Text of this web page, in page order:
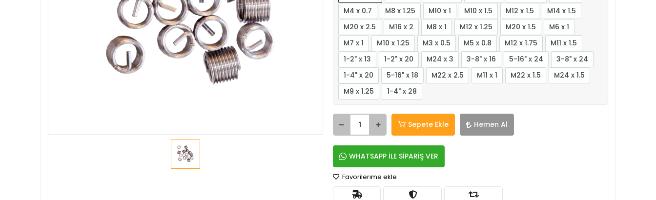
M4 x 0.7
M8 x 1.25 M10 x 1 M10 x 1.5 M12 x 1.5
M14 x 1.5
M20 x 2.5
M16 x 2 M8 x 1 M12 x 1.25 M20 x 1.5
M6 x 1
M7 x 1
M10 x 1.25 M3 x 0.5 M5 x 0.8 M12 x 1.75
M11 x 1.5
1-2" x 13
1-2" x 20 M24 x 3 3-8" x 16 5-16" x 24
3-8" x 24
1-4" x 20
5-16" x 18 M22 x 2.5 M11 x 1 M22 x 1.5
M24 x 1.5
M9 x 1.25
1-4" x 28
Sepete Ekle Hemen Al
WHATSAPP İLE SİPARİŞ VER
Favorilerime ekle